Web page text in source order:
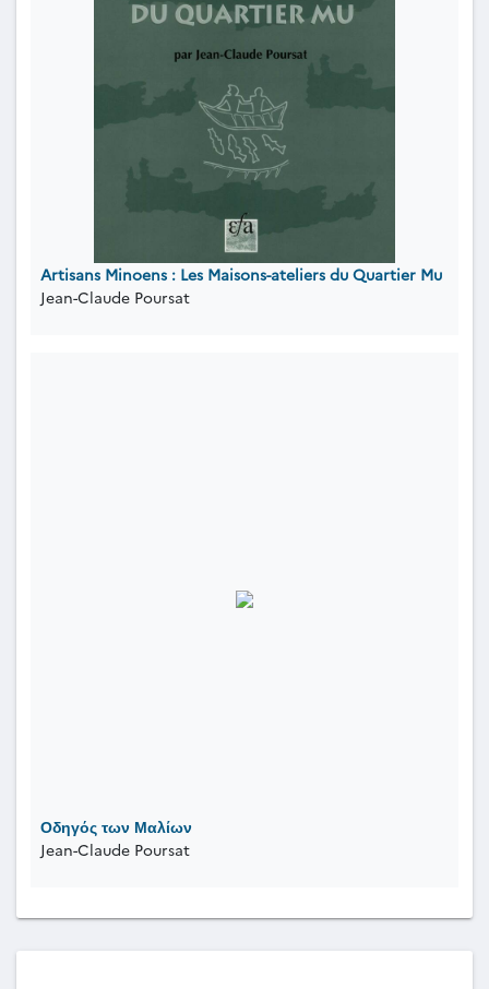
Artisans Minoens : Les Maisons-ateliers du Quartier Mu
Jean-Claude Poursat
Οδηγός των Μαλίων
Jean-Claude Poursat